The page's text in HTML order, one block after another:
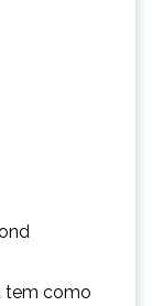
tem como